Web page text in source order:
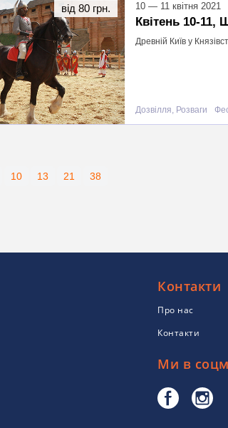
10 — 11 квітня 2021
Квітень 10-11,
Древній Київ у
Дозвілля, Розваги
від 80 грн.
10 13 21 38
Контакти
Про нас
Контакти
Ми в